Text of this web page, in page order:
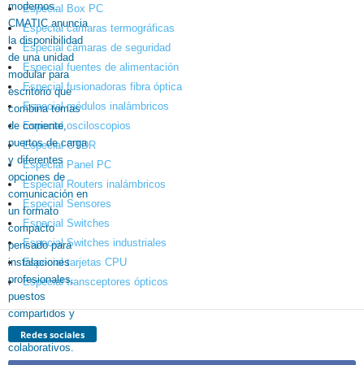
Especial Box PC
Especial cámaras termográficas
Especial cámaras de seguridad
Especial fuentes de alimentación
Especial fusionadoras fibra óptica
Especial módulos inalámbricos
Especial osciloscopios
Especial OTDR
Especial Panel PC
Especial Routers inalámbricos
Especial Sensores
Especial Switches
Especial Switches industriales
Especial tarjetas CPU
Especial transceptores ópticos
Redes sociales